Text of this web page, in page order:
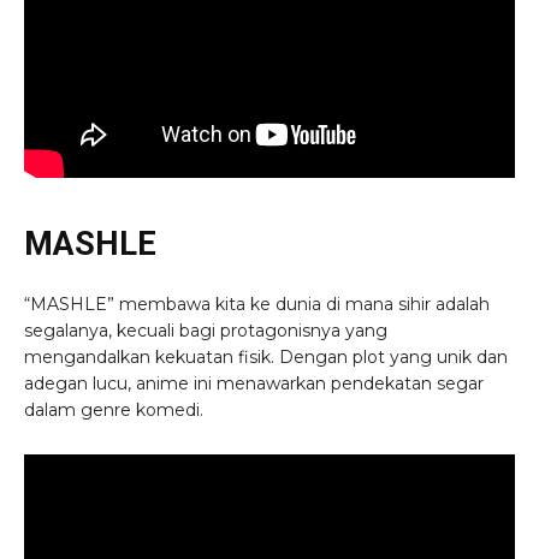
MASHLE
“MASHLE” membawa kita ke dunia di mana sihir adalah
segalanya, kecuali bagi protagonisnya yang
mengandalkan kekuatan fisik. Dengan plot yang unik dan
adegan lucu, anime ini menawarkan pendekatan segar
dalam genre komedi.